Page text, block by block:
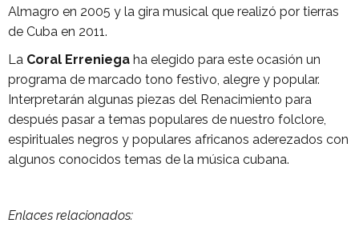
Almagro en 2005 y la gira musical que realizó por tierras
de Cuba en 2011.
La Coral Erreniega ha elegido para este ocasión un
programa de marcado tono festivo, alegre y popular.
Interpretarán algunas piezas del Renacimiento para
después pasar a temas populares de nuestro folclore,
espirituales negros y populares africanos aderezados con
algunos conocidos temas de la música cubana.
Enlaces relacionados: